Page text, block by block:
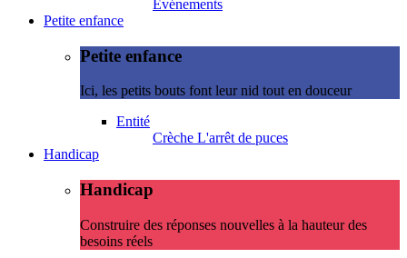
Evénements
Petite enfance
Petite enfance
Ici, les petits bouts font leur nid tout en douceur
Entité
Crèche L'arrêt de puces
Handicap
Handicap
Construire des réponses nouvelles à la hauteur des
besoins réels